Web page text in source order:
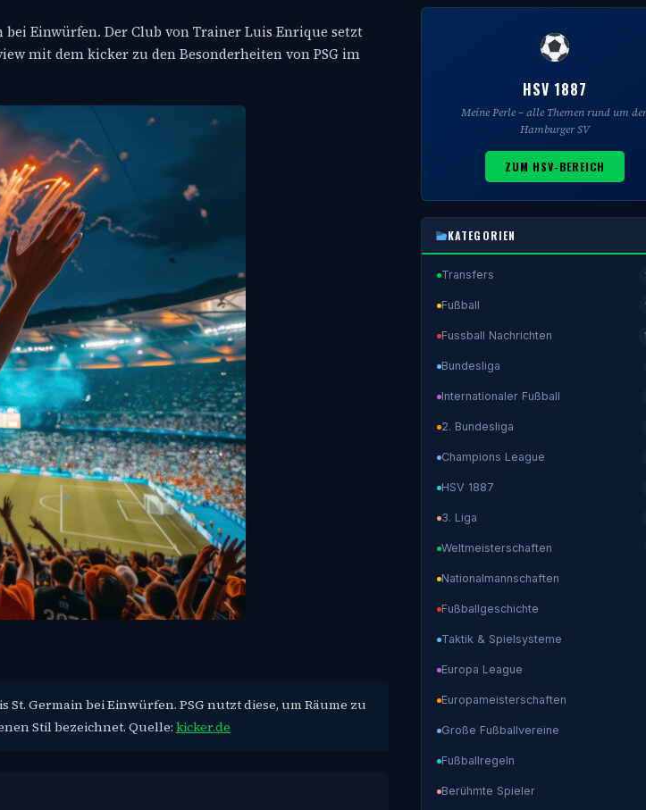
Einwürfen. Der Club von Trainer Luis Enrique setzt
mit dem kicker zu den Besonderheiten von PSG im
Germain bei Einwürfen. PSG nutzt diese, um Räume zu
Stil bezeichnet. Quelle: kicker.de
HSV 1887
Meine Perle – alle Themen rund um
Hamburger SV
ZUM HSV-BEREICH
KATEGORIEN
Transfers
Fußball
Fussball Nachrichten
Bundesliga
Internationaler Fußball
2. Bundesliga
Champions League
HSV 1887
3. Liga
Weltmeisterschaften
Nationalmannschaften
Fußballgeschichte
Taktik & Spielsysteme
Europa League
Europameisterschaften
Große Fußballvereine
Fußballregeln
Berühmte Spieler